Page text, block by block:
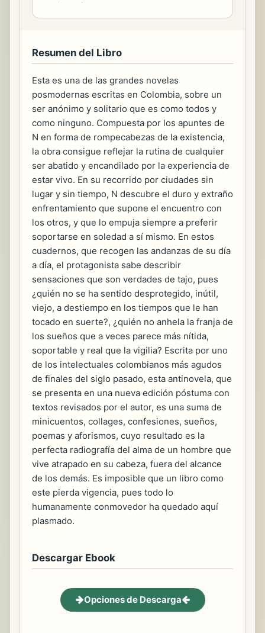
Resumen del Libro
Esta es una de las grandes novelas
posmodernas escritas en Colombia, sobre un
ser anónimo y solitario que es como todos y
como ninguno. Compuesta por los apuntes de
N en forma de rompecabezas de la existencia,
la obra consigue reflejar la rutina de cualquier
ser abatido y encandilado por la experiencia de
estar vivo. En su recorrido por ciudades sin
lugar y sin tiempo, N descubre el duro y extraño
enfrentamiento que supone el encuentro con
los otros, y que lo empuja siempre a preferir
soportarse en soledad a sí mismo. En estos
cuadernos, que recogen las andanzas de su día
a día, el protagonista sabe describir
sensaciones que son verdades de tajo, pues
¿quién no se ha sentido desprotegido, inútil,
viejo, a destiempo en los tiempos que le han
tocado en suerte?, ¿quién no anhela la franja de
los sueños que a veces parece más nítida,
soportable y real que la vigilia? Escrita por uno
de los intelectuales colombianos más agudos
de finales del siglo pasado, esta antinovela, que
se presenta en una nueva edición póstuma con
textos revisados por el autor, es una suma de
minicuentos, collages, confesiones, sueños,
poemas y aforismos, cuyo resultado es la
perfecta radiografía del alma de un hombre que
vive atrapado en su cabeza, fuera del alcance
de los demás. Es imposible que un libro como
este pierda vigencia, pues todo lo
humanamente conmovedor ha quedado aquí
plasmado.
Descargar Ebook
Opciones de Descarga